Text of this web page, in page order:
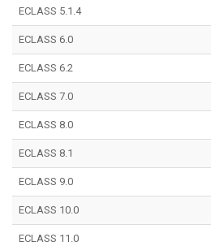
ECLASS 5.1.4
ECLASS 6.0
ECLASS 6.2
ECLASS 7.0
ECLASS 8.0
ECLASS 8.1
ECLASS 9.0
ECLASS 10.0
ECLASS 11.0